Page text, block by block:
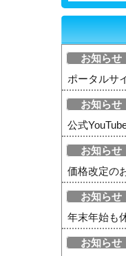
お知らせ
ポータルサ
お知らせ
公式
お知らせ
価格改定の
お知らせ
年末年始も
お知らせ